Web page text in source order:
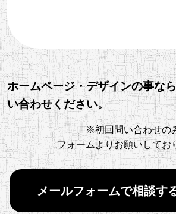
ホームページ・デザインの事な
い合わせください。
※初回問い合わせの
フォームよりお願いしてお
メールフォームで相談す